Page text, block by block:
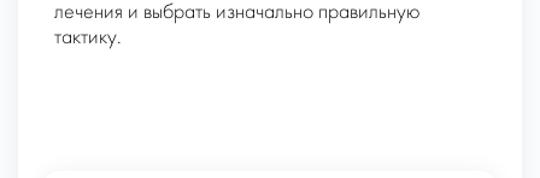
лечения и выбрать изначально правильную
тактику.